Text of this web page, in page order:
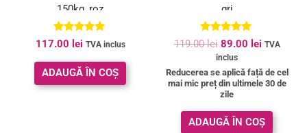
150kg, roz
Evaluat la
5.00
din 5
117.00 lei TVA inclus
ADAUGĂ ÎN COȘ
gri
Evaluat la
5.00
din 5
119.00lei 89.00 lei TVA
inclus
Reducerea se aplică față de cel
mai mic preț din ultimele 30 de
zile
ADAUGĂ ÎN COȘ